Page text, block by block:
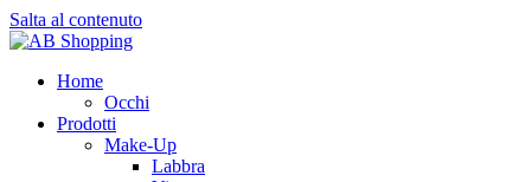
Salta al contenuto
Home
Occhi
Prodotti
Make-Up
Labbra